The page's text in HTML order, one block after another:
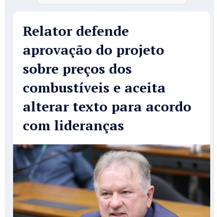
Relator defende
aprovação do projeto
sobre preços dos
combustíveis e aceita
alterar texto para acordo
com lideranças